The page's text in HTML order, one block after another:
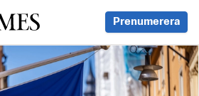
Prenumerera